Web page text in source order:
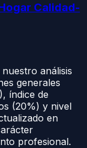
Calidad-
análisis
generales
índice de
(20%) y nivel
en
profesional.